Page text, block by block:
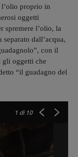
l’olio proprio in
oggetti
spremere l’olio, la
dall’acqua,
con il
gli oggetti che
“il guadagno del
1 di 10